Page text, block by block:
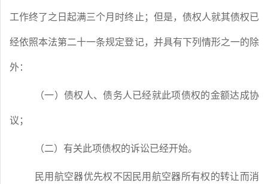
工作终了之日起满三个月时终止；但是，债权人就其债权已
经依照本法第二十一条规定登记，并具有下列情形之一的除
外：
（一）债权人、债务人已经就此项债权的金额达成协
议；
（二）有关此项债权的诉讼已经开始。
民用航空器优先权不因民用航空器所有权的转让而消